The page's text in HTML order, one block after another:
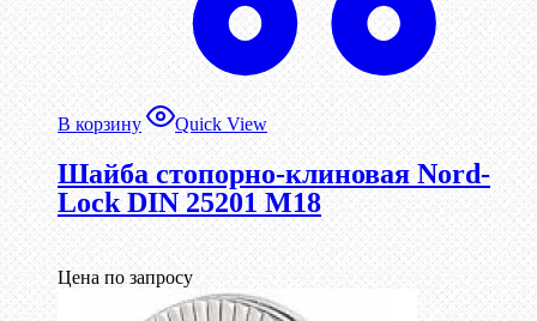
В корзину Quick View
Шайба стопорно-клиновая Nord-
Lock DIN 25201 М18
Цена по запросу